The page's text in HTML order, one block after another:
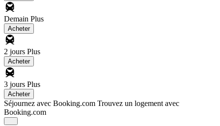
Demain Plus
Acheter
2 jours Plus
Acheter
3 jours Plus
Acheter
Séjournez avec Booking.com Trouvez un logement avec
Booking.com